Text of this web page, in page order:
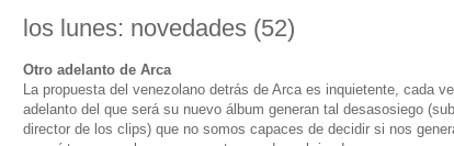
los lunes: novedades (52)
Otro adelanto de Arca
La propuesta del venezolano detrás de Arca es inquietente, cada
adelanto del que será su nuevo álbum generan tal desasosiego
director de los clips) que no somos capaces de decidir si nos